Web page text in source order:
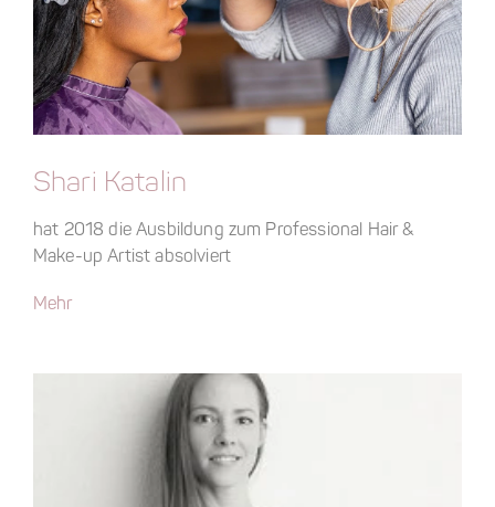
Shari Katalin
hat 2018 die Ausbildung zum Professional Hair &
Make-up Artist absolviert
Mehr